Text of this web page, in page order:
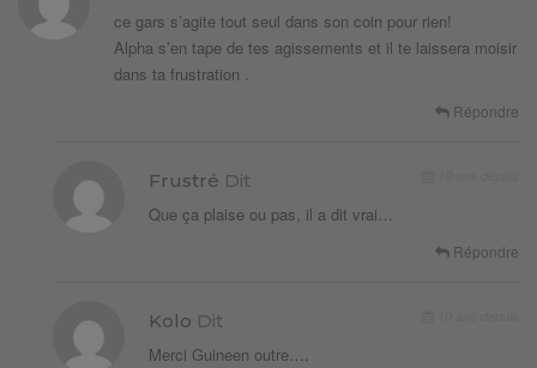
ce gars s’agite tout seul dans son coin pour rien!
Alpha s’en tape de tes agissements et il te laissera moisir
dans ta frustration .
Répondre
Frustré Dit
Que ça plaise ou pas, il a dit vrai…
Répondre
Kolo Dit
Merci Guineen outre….